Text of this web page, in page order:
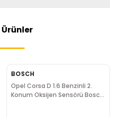
Ürünler
BOSCH
Opel Corsa D 1.6 Benzinli 2.
Konum Oksijen Sensörü Bosch